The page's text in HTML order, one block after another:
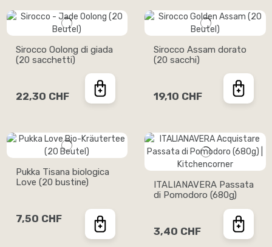
Sirocco Oolong di giada
(20 sacchetti)
22,30 CHF
Sirocco Assam dorato
(20 sacchi)
19,10 CHF
Pukka Tisana biologica
Love (20 bustine)
7,50 CHF
ITALIANAVERA Passata
di Pomodoro (680g)
3,40 CHF